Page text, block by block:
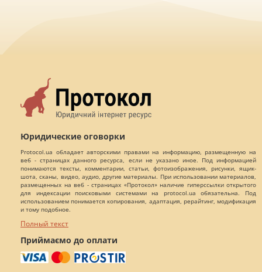
Юридические оговорки
Protocol.ua обладает авторскими правами на информацию, размещенную на
веб - страницах данного ресурса, если не указано иное. Под информацией
понимаются тексты, комментарии, статьи, фотоизображения, рисунки, ящик-
шота, сканы, видео, аудио, другие материалы. При использовании материалов,
размещенных на веб - страницах «Протокол» наличие гиперссылки открытого
для индексации поисковыми системами на protocol.ua обязательна. Под
использованием понимается копирования, адаптация, рерайтинг, модификация
и тому подобное.
Полный текст
Приймаємо до оплати